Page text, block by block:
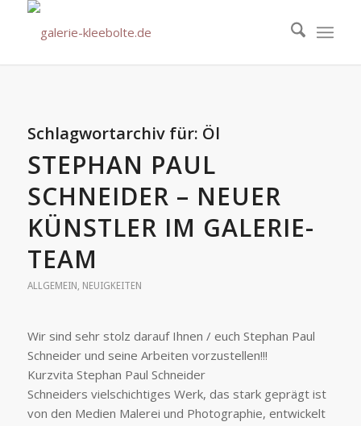
Schlagwortarchiv für: Öl
STEPHAN PAUL
SCHNEIDER – NEUER
KÜNSTLER IM GALERIE-
TEAM
ALLGEMEIN , NEUIGKEITEN
Wir sind sehr stolz darauf Ihnen / euch Stephan Paul
Schneider und seine Arbeiten vorzustellen!!!
Kurzvita Stephan Paul Schneider
Schneiders vielschichtiges Werk, das stark geprägt ist
von den Medien Malerei und Photographie, entwickelt